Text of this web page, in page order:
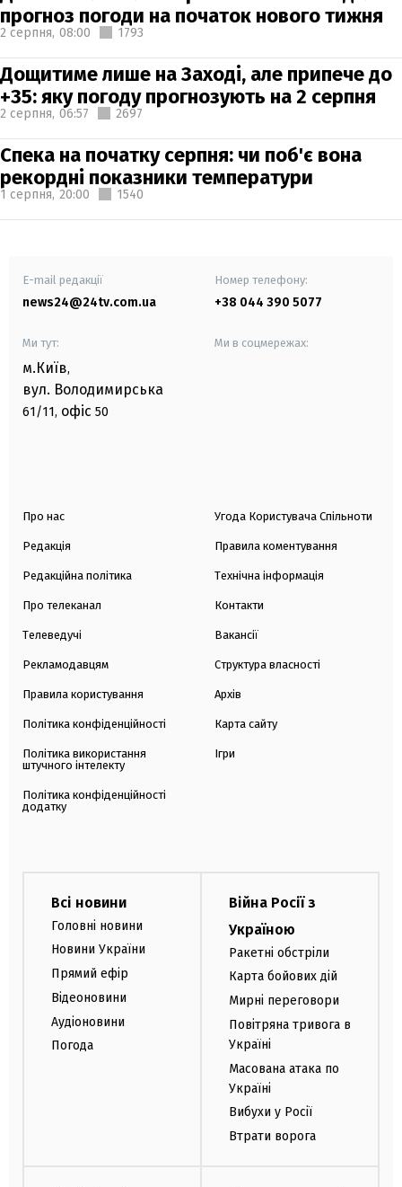
прогноз погоди на початок нового тижня
2 серпня, 08:00 1793
Дощитиме лише на Заході, але припече до
+35: яку погоду прогнозують на 2 серпня
2 серпня, 06:57 2697
Спека на початку серпня: чи поб'є вона
рекордні показники температури
1 серпня, 20:00 1540
E-mail редакції
news24@24tv.com.ua
Номер телефону:
+38 044 390 5077
Ми тут:
м.Київ,
вул. Володимирська
61/11, офіс 50
Ми в соцмережах:
Про нас
Редакція
Редакційна політика
Про телеканал
Телеведучі
Рекламодавцям
Правила користування
Політика конфіденційності
Політика використання
штучного інтелекту
Політика конфіденційності
додатку
Угода Користувача Спільноти
Правила коментування
Технічна інформація
Контакти
Вакансії
Структура власності
Архів
Карта сайту
Ігри
Всі новини
Головні новини
Новини України
Прямий ефір
Відеоновини
Аудіоновини
Погода
Війна Росії з
Україною
Ракетні обстріли
Карта бойових дій
Мирні переговори
Повітряна тривога в
Україні
Масована атака по
Україні
Вибухи у Росії
Втрати ворога